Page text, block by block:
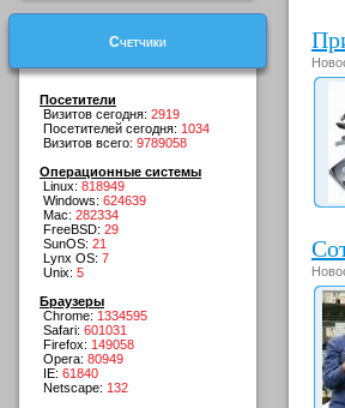
Счетчики
Посетители
Визитов сегодня: 2919
Посетителей сегодня: 1034
Визитов всего: 9789058
Операционные системы
Linux: 818949
Windows: 624639
Mac: 282334
FreeBSD: 29
SunOS: 21
Lynx OS: 7
Unix: 5
Браузеры
Chrome: 1334595
Safari: 601031
Firefox: 149058
Opera: 80949
IE: 61840
Netscape: 132